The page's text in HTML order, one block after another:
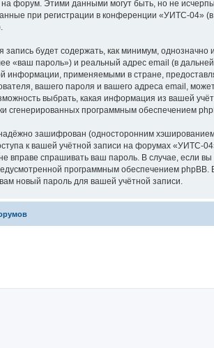
на форум. Этими данными могут быть, но не
при регистрации в конференции «УИТС-04»
запись будет содержать, как минимум,
«ваш пароль») и реальный адрес email (в
информации, применяемыми в стране,
вашего пароля и вашего адреса email,
выбрать, какая информация из вашей
сгенерированных программным обеспечением
зашифрован (односторонним
к вашей учётной записи на форумах «УИТС-
вправе спрашивать ваш пароль. В случае, если
программным обеспечением
новый пароль для вашей учётной записи.